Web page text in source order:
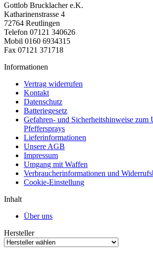
Gottlob Brucklacher e.K.
Katharinenstrasse 4
72764 Reutlingen
Telefon 07121 340626
Mobil 0160 6934315
Fax 07121 371718
Informationen
Vertrag widerrufen
Kontakt
Datenschutz
Batteriegesetz
Gefahren- und Sicherheitshinweise zum
Pfeffersprays
Lieferinformationen
Unsere AGB
Impressum
Umgang mit Waffen
Verbraucherinformationen und
Cookie-Einstellung
Inhalt
Über uns
Hersteller